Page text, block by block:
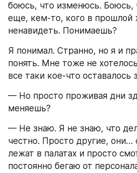
боюсь, что изменюсь. Боюсь,
еще, кем-то, кого в прошлой
ненавидеть. Понимаешь?
Я понимал. Странно, но я и
понять. Мне тоже не
все таки кое-что оставалось
— Но просто проживая дни
меняешь?
— Не знаю. Я не знаю, что
честно. Просто другие,
лежат в палатах и просто
постоянно бегаю от